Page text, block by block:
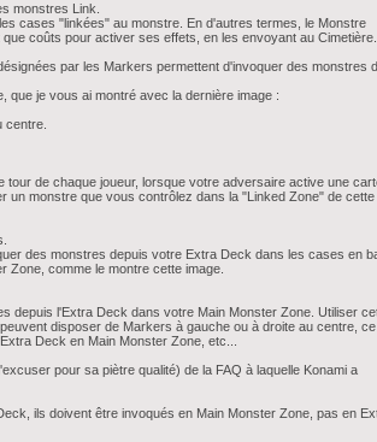
monstres Link.
cases "linkées" au monstre. En d'autres termes, le Monstre
coûts pour activer ses effets, en les envoyant au Cimetière.
par les Markers permettent d'invoquer des monstres
que je vous ai montré avec la dernière image :
centre.
de chaque joueur, lorsque votre adversaire active une
un monstre que vous contrôlez dans la "Linked Zone" de cette
des monstres depuis votre Extra Deck dans les cases en
comme le montre cette image.
depuis l'Extra Deck dans votre Main Monster Zone. Utiliser
disposer de Markers à gauche ou à droite au centre, ce
Deck en Main Monster Zone, etc...
pour sa piètre qualité) de la FAQ à laquelle Konami a
ils doivent être invoqués en Main Monster Zone, pas en